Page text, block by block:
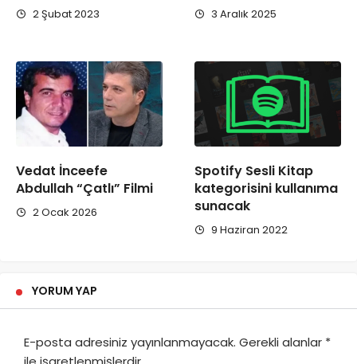
2 Şubat 2023 3 Aralık 2025
Vedat İnceefe
Abdullah “Çatlı” Filmi
2 Ocak 2026
Spotify Sesli Kitap
kategorisini kullanıma
sunacak
9 Haziran 2022
YORUM YAP
E-posta adresiniz yayınlanmayacak. Gerekli alanlar *